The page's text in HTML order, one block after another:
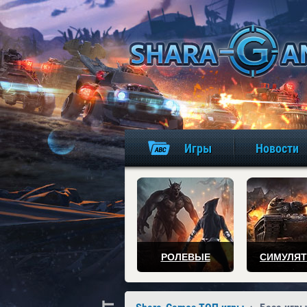
Игры Новости
РОЛЕВЫЕ